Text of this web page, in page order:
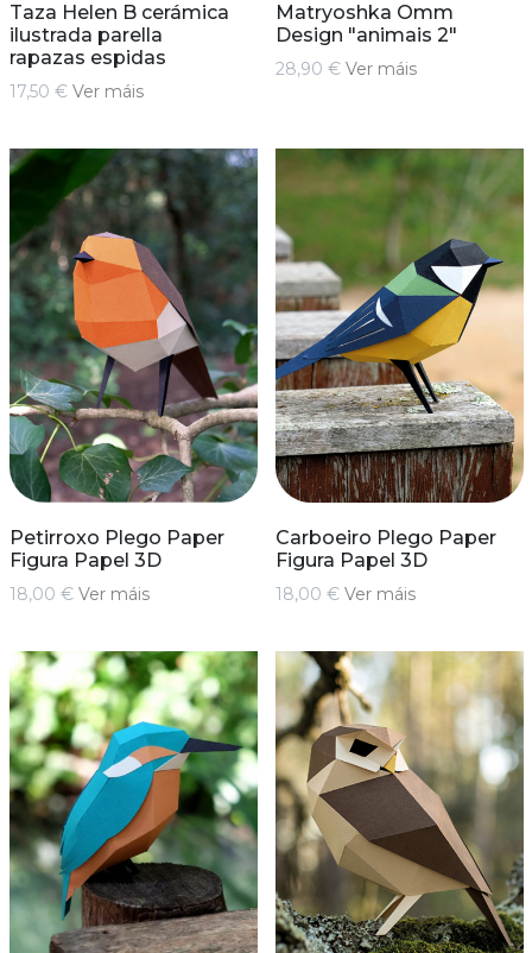
Taza Helen B cerámica
ilustrada parella
rapazas espidas
17,50 € Ver máis
Matryoshka Omm
Design "animais 2"
28,90 € Ver máis
Petirroxo Plego Paper
Figura Papel 3D
18,00 € Ver máis
Carboeiro Plego Paper
Figura Papel 3D
18,00 € Ver máis